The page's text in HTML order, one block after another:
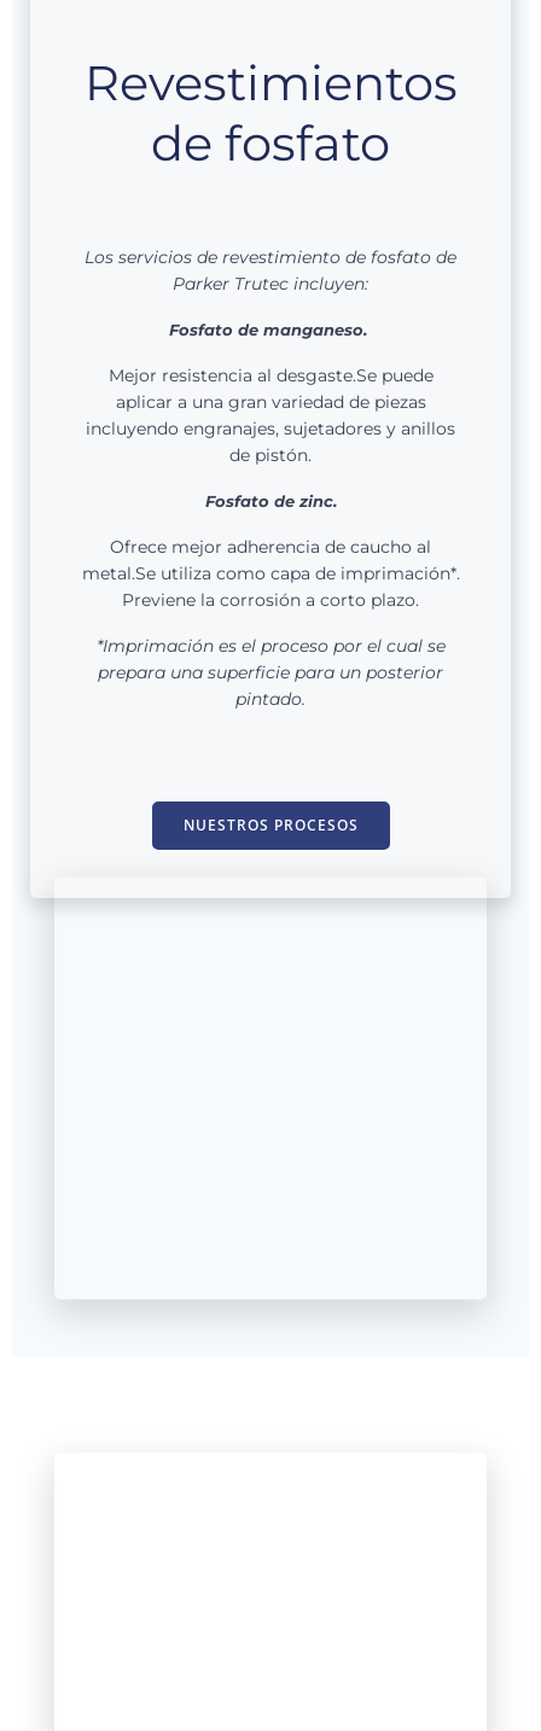
Revestimientos
de fosfato
Los servicios de revestimiento de fosfato de
Parker Trutec incluyen:
Fosfato de manganeso.
Mejor resistencia al desgaste.Se puede
aplicar a una gran variedad de piezas
incluyendo engranajes, sujetadores y anillos
de pistón.
Fosfato de zinc.
Ofrece mejor adherencia de caucho al
metal.Se utiliza como capa de imprimación*.
Previene la corrosión a corto plazo.
*Imprimación es el proceso por el cual se
prepara una superficie para un posterior
pintado.
NUESTROS PROCESOS